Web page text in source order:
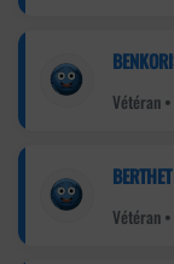
Vétéran
Vétéran